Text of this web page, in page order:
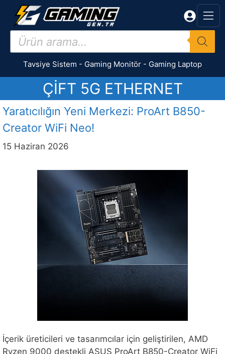
İçeriğe
Products
search
Tavsiye Sistem - Gaming Monitör - Gaming Laptop
ÇIFT 5G ETHERNET
Yaratıcılığın Yeni Merkezi: ProArt B850-
Creator WiFi Neo!
15 Haziran 2026
İçerik üreticileri ve tasarımcılar için geliştirilen, AMD
Ryzen 9000 destekli ASUS ProArt B850-Creator WiFi